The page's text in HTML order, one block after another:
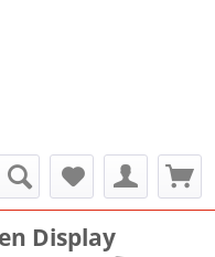
Display